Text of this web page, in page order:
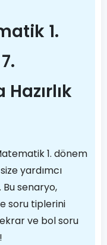
1.
1. dönem
yardımcı
senaryo,
soru tiplerini
ve bol soru